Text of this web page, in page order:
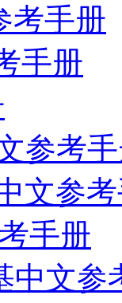
考手册
手册
参考
文参
手册
中文参